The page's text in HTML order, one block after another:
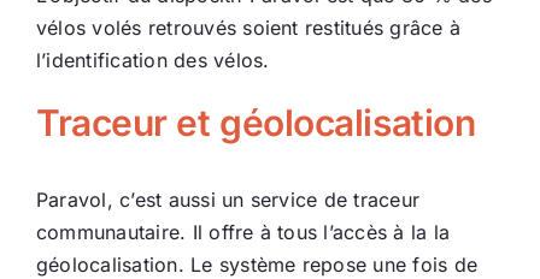
vélos volés retrouvés soient restitués grâce à
l’identification des vélos.
Traceur et géolocalisation
Paravol, c’est aussi un service de traceur
communautaire. Il offre à tous l’accès à la la
géolocalisation. Le système repose une fois de